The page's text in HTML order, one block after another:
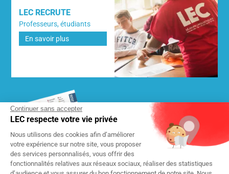
LEC RECRUTE
Professeurs, étudiants
En savoir plus
DEMANDEZ NOTRE BROCHURE
GRATUITE
Continuer sans accepter
LEC respecte votre vie privée
Nous utilisons des cookies afin d’améliorer
votre expérience sur notre site, vous proposer
des services personnalisés, vous offrir des
fonctionnalités relatives aux réseaux sociaux, réaliser des statistiques